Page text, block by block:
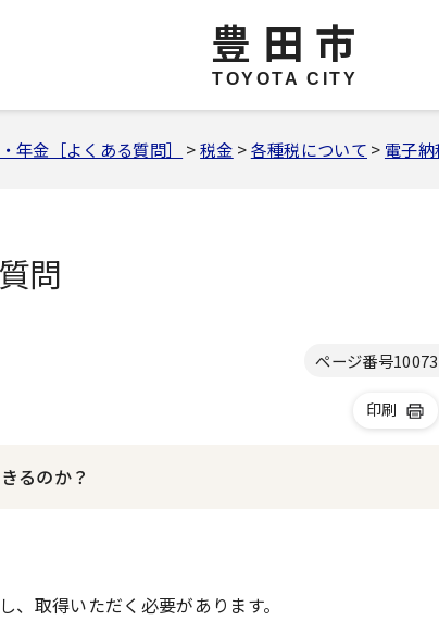
豊田市
TOYOTA CITY
年金［よくある質問］ >税金 >各種税について > 電子納
問
ページ番号
印刷
るのか？
取得いただく必要があります。